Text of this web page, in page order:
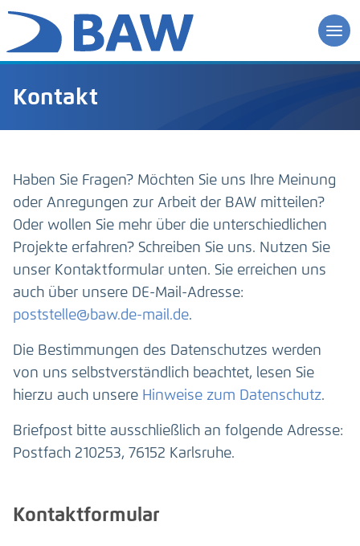
Kontakt
Haben Sie Fragen? Möchten Sie uns Ihre Meinung
oder Anregungen zur Arbeit der BAW mitteilen?
Oder wollen Sie mehr über die unterschiedlichen
Projekte erfahren? Schreiben Sie uns. Nutzen Sie
unser Kontaktformular unten. Sie erreichen uns
auch über unsere DE-Mail-Adresse:
poststelle@baw.de-mail.de.
Die Bestimmungen des Datenschutzes werden
von uns selbstverständlich beachtet, lesen Sie
hierzu auch unsere Hinweise zum Datenschutz.
Briefpost bitte ausschließlich an folgende Adresse:
Postfach 210253, 76152 Karlsruhe.
Kontaktformular